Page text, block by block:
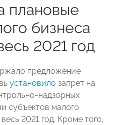
плановые
бизнеса
2021 год
предложение
установило запрет на
надзорных
субъектов малого
2021 год. Кроме того,